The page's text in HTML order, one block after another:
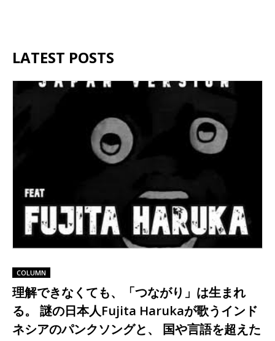
LATEST POSTS
COLUMN
理解できなくても、「つながり」は生まれ
る。 謎の日本人Fujita Harukaが歌うインド
ネシアのパンクソングと、 国や言語を超えた